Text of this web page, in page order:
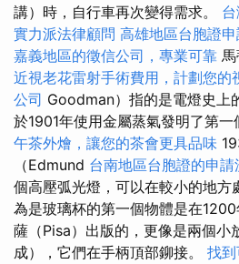
講）時，自行車再次變得需求。
實力派法律顧問 高雄地區台胞證
嘉義地區的徵信公司，專業可靠
近視老花雷射手術費用，計劃您的
公司 Goodman）指的是電燈史
於1901年使用金屬蒸氣發明了第一
午茶外燴，讓您的茶會更具品味
（Edmund 台南地區台胞證的申請
個高壓弧光燈，可以在較小的地方
為是玻璃杯的第一個物體是在
薩（Pisa）出版的，更像是兩個小
成），它們在手柄頂部鉚接。 找